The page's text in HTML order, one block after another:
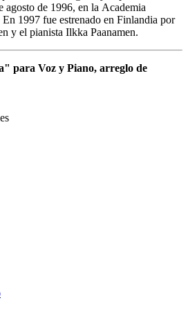
de 1996, en la Academia
1997 fue estrenado en Finlandia por
y el pianista Ilkka Paanamen.
para Voz y Piano, arreglo de